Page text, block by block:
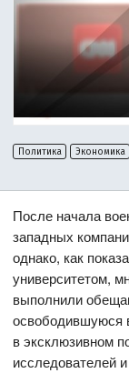
Политика Экономика
После начала
западных
однако, как
университетом,
выполнили
освободившуюся
в эксклюзивном
исследователей